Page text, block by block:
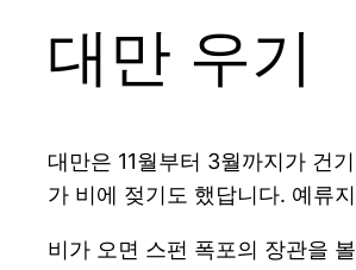
대만 우기
대만은 11월부터 3월까지가 건
가 비에 젖기도 했답니다. 예류
비가 오면 스펀 폭포의 장관을